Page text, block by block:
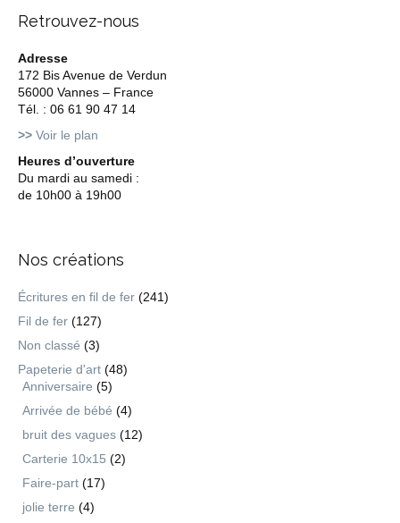
Retrouvez-nous
Adresse
172 Bis Avenue de Verdun
56000 Vannes – France
Tél. : 06 61 90 47 14
>> Voir le plan
Heures d’ouverture
Du mardi au samedi :
de 10h00 à 19h00
Nos créations
Écritures en fil de fer (241)
Fil de fer (127)
Non classé (3)
Papeterie d'art (48)
Anniversaire (5)
Arrivée de bébé (4)
bruit des vagues (12)
Carterie 10x15 (2)
Faire-part (17)
jolie terre (4)